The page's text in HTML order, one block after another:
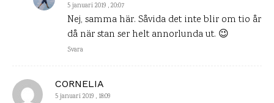
5 januari 2019 , 20:07
Nej, samma här. Såvida det inte blir om tio år
då när stan ser helt annorlunda ut. 😉
Svara
CORNELIA
5 januari 2019 , 18:09